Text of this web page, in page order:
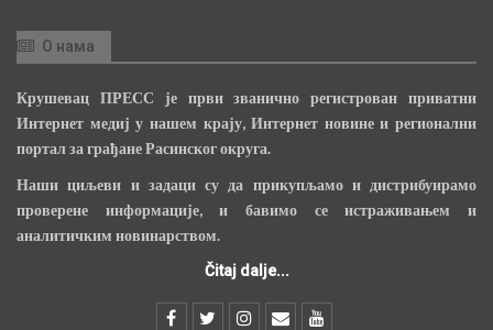
О нама
Крушевац ПРЕСС је први званично регистрован приватни
Интернет медиј у нашем крају, Интернет новине и регионални
портал за грађане Расинског округа.
Наши циљеви и задаци су да прикупљамо и дистрибуирамо
проверене информације, и бавимо се истраживањем и
аналитичким новинарством.
Čitaj dalje...